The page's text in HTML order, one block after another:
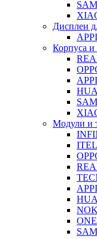
Дисплеи
Корпуса
Модули и
ITEL